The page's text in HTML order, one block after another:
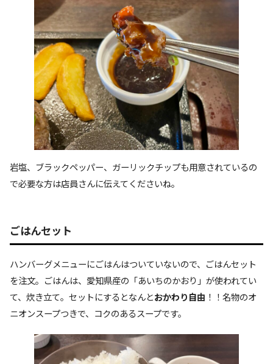
岩塩、ブラックペッパー、ガーリックチップも用意されているの
で必要な方は店員さんに伝えてくださいね。
ごはんセット
ハンバーグメニューにごはんはついていないので、ごはんセット
を注文。ごはんは、愛知県産の「あいちのかおり」が使われてい
て、炊き立て。セットにするとなんとおかわり自由 ！！名物のオ
ニオンスープつきで、コクのあるスープです。